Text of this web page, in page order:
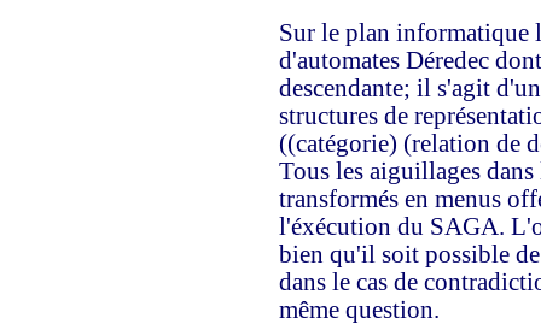
Sur le plan informatique
d'automates Déredec
descendante; il s'agit
structures de
((catégorie) (relation de
Tous les aiguillages
transformés en menus
l'éxécution du SAGA.
bien qu'il soit possible
dans le cas de
même question.